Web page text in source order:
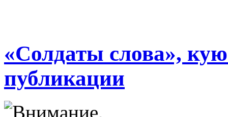
«Солдаты слова»,
публикации